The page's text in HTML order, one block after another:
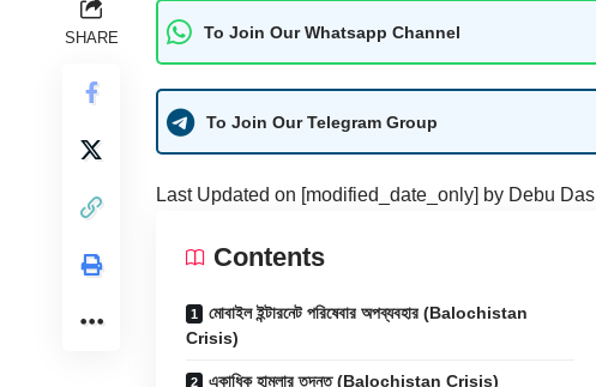
SHARE To Join Our Whatsapp Channel
To Join Our Telegram Group
Last Updated on [modified_date_only] by Debu Das
Contents
মোবাইল ইন্টারনেট পরিষেবার অপব্যবহার (Balochistan
Crisis)
একাধিক হামলার তদন্ত (Balochistan Crisis)